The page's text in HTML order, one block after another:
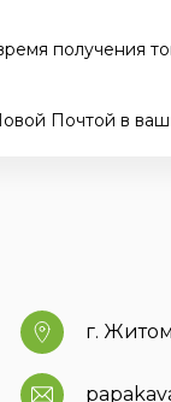
получения
Почтой в
г.